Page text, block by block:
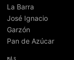
La Barra
José Ignacio
Garzón
Pan de Azúcar